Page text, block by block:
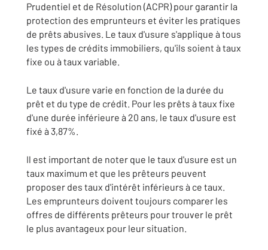
Prudentiel et de Résolution (ACPR) pour garantir la
protection des emprunteurs et éviter les pratiques
de prêts abusives. Le taux d'usure s'applique à tous
les types de crédits immobiliers, qu'ils soient à taux
fixe ou à taux variable.
Le taux d'usure varie en fonction de la durée du
prêt et du type de crédit. Pour les prêts à taux fixe
d'une durée inférieure à 20 ans, le taux d'usure est
fixé à 3,87%.
Il est important de noter que le taux d'usure est un
taux maximum et que les prêteurs peuvent
proposer des taux d'intérêt inférieurs à ce taux.
Les emprunteurs doivent toujours comparer les
offres de différents prêteurs pour trouver le prêt
le plus avantageux pour leur situation.